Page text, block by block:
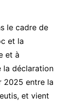
le cadre de
et la
et à
la déclaration
2025 entre la
et vient